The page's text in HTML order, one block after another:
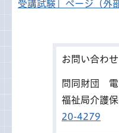
受講試験」ページ（外
お問い合わせ
問同財団
福祉局介護
20-4279